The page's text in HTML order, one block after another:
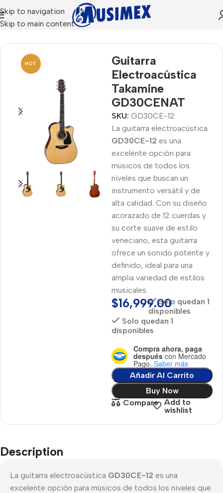
Skip to navigation
Skip to main content
Inicio Guitarras
HOT
Guitarra
Electroacústica
Takamine
GD30CENAT
SKU: GD30CE-12
La guitarra electroacústica
GD30CE-12 es una
excelente opción para
músicos de todos los
niveles que buscan un
instrumento versátil y de
alta calidad. Con su diseño
acorazado de 12 cuerdas y
su corte suave de estilo
veneciano, esta guitarra
ofrece un sonido potente y
definido, ideal para una
amplia variedad de estilos
musicales.
$16,999.00Solo quedan 1
disponibles
Solo quedan 1
disponibles
Compra ahora, paga
después con Mercado
Pago. Saber más
Añadir Al Carrito
Buy Now
Compare
Add to
wishlist
Description
La guitarra electroacústica GD30CE-12 es una
excelente opción para músicos de todos los niveles que